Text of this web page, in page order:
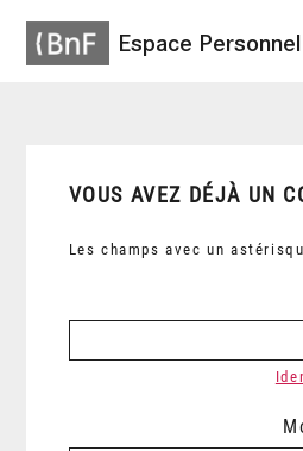
Espace Personnel
VOUS AVEZ DÉJÀ UN
Les champs avec un